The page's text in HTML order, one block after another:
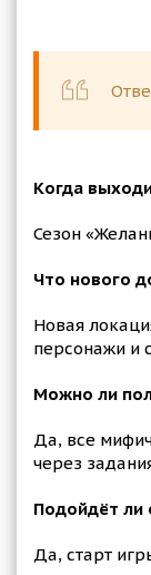
Когда
Сезон
Что нового
Новая
персонажи и
Можно ли
Да, все
через
Подойдёт ли
Да, старт